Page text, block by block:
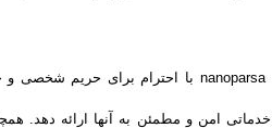
خدماتی امن و مطمئن به آنها ارائه دهد.